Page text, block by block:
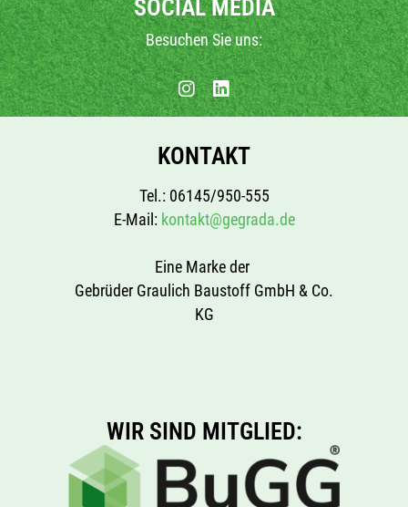
SOCIAL MEDIA
Besuchen Sie uns:
KONTAKT
Tel.: 06145/950-555
E-Mail: kontakt@gegrada.de
Eine Marke der
Gebrüder Graulich Baustoff GmbH & Co.
KG
WIR SIND MITGLIED: